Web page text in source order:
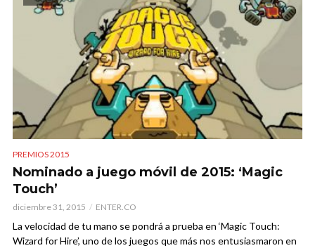
PREMIOS 2015
Nominado a juego móvil de 2015: ‘Magic
Touch’
diciembre 31, 2015 ENTER.CO
La velocidad de tu mano se pondrá a prueba en ‘Magic Touch:
Wizard for Hire’, uno de los juegos que más nos entusiasmaron en